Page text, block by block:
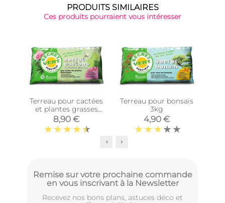
PRODUITS SIMILAIRES
Ces produits pourraient vous intéresser
Terreau pour cactées
et plantes grasses
3kg
8,90 €
Terreau pour bonsaïs
3kg
4,90 €
Remise sur votre prochaine commande
en vous inscrivant à la Newsletter
Recevez nos bons plans, astuces déco et